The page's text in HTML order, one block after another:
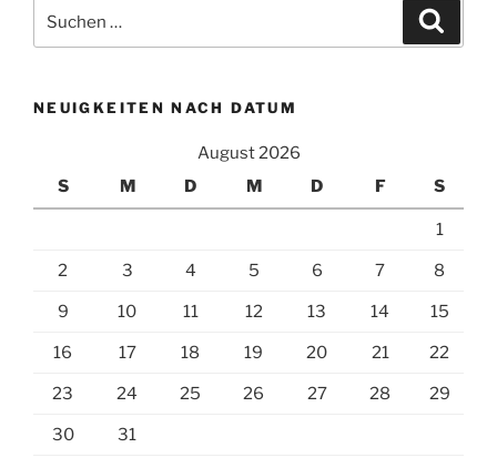
nach:
NEUIGKEITEN NACH DATUM
August 2026
S
M D M D F S
1
2 3 4 5 6 7 8
9 10 11 12 13 14 15
16 17 18 19 20 21 22
23 24 25 26 27 28 29
30 31